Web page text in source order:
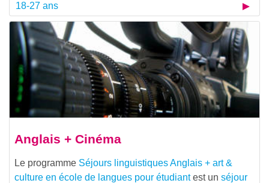
18-27 ans
Anglais + Cinéma
Le programme Séjours linguistiques Anglais + art &
culture en école de langues pour étudiantest un séjour